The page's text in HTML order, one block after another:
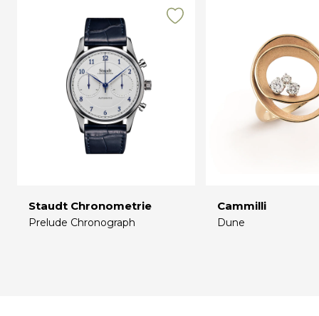
Staudt Chronometrie
Prelude Chronograph
Cammilli
Dune